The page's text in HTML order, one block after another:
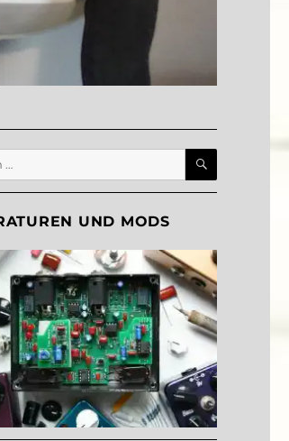
SUCHEN
UND MODS